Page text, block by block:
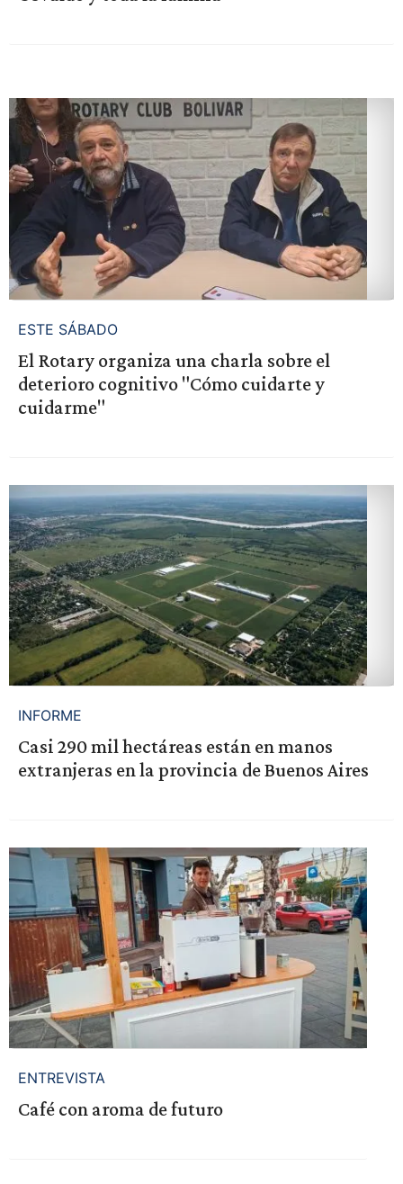
ESTE SÁBADO
El Rotary organiza una charla sobre el
deterioro cognitivo "Cómo cuidarte y
cuidarme"
INFORME
Casi 290 mil hectáreas están en manos
extranjeras en la provincia de Buenos Aires
ENTREVISTA
Café con aroma de futuro